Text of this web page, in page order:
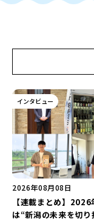
インタビュー
2026年08月08日
【連載まとめ】2026
は“新潟の未来を切り